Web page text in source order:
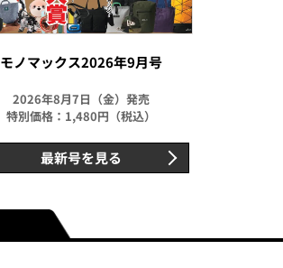
モノマックス2026年9月号
2026年8月7日（金）発売
特別価格：1,480円（税込）
最新号を見る